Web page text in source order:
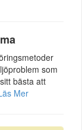
som
bästa att
Mer